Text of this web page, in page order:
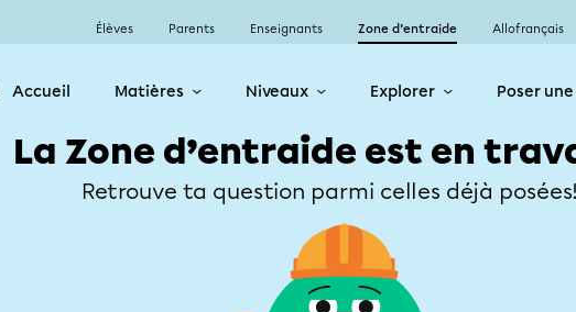
Élèves Parents Enseignants Zone d’entraide Allofrançais
Accueil Matières Niveaux Explorer Poser
La Zone d’entraide est en
Retrouve ta question parmi celles déjà